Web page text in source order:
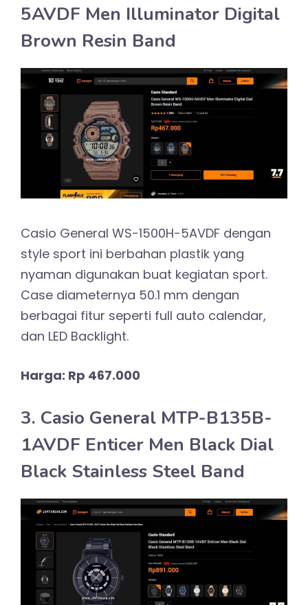
5AVDF Men Illuminator Digital
Brown Resin Band
Casio General WS-1500H-5AVDF dengan
style sport ini berbahan plastik yang
nyaman digunakan buat kegiatan sport.
Case diameternya 50.1 mm dengan
berbagai fitur seperti full auto calendar,
dan LED Backlight.
Harga: Rp 467.000
3. Casio General MTP-B135B-
1AVDF Enticer Men Black Dial
Black Stainless Steel Band